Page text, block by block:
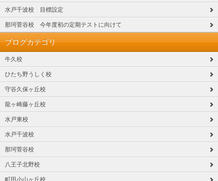
水戸千波校 目標設定
那珂菅谷校 今年度初の定期テストに向けて
ブログカテゴリ
牛久校
ひたち野うしく校
守谷久保ヶ丘校
龍ヶ崎藤ヶ丘校
水戸東校
水戸千波校
那珂菅谷校
八王子北野校
町田小山ヶ丘校